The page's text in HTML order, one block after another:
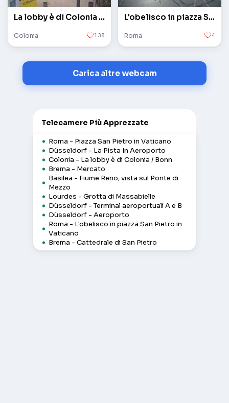
La lobby è di Colonia / Bonn
Colonia 138
L'obelisco in piazza San Pietro in Vaticano
Roma 4
Carica altre webcam
Telecamere Più Apprezzate
Roma - Piazza San Pietro in Vaticano
Düsseldorf - La Pista In Aeroporto
Colonia - La lobby è di Colonia / Bonn
Brema - Mercato
Basilea - Fiume Reno, vista sul Ponte di
Mezzo
Lourdes - Grotta di Massabielle
Düsseldorf - Terminal aeroportuali A e B
Düsseldorf - Aeroporto
Roma - L'obelisco in piazza San Pietro in
Vaticano
Brema - Cattedrale di San Pietro